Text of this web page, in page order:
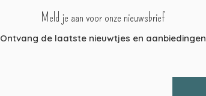
Meld je aan voor onze nieuwsbrief
Ontvang de laatste nieuwtjes en aanbiedingen